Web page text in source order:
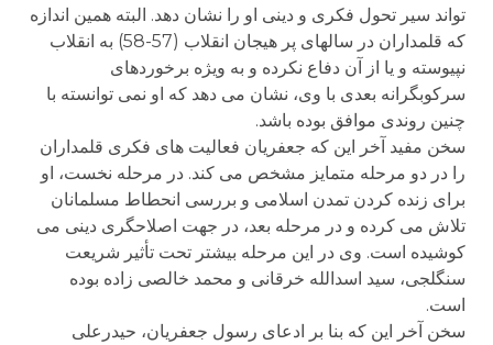
تواند سیر تحول فکری و دینی او را نشان دهد. البته همین اندازه
که قلمداران در سالهای پر هیجان انقلاب (57-58) به انقلاب
نپیوسته و یا از آن دفاع نکرده و به ویژه برخوردهای
سرکوبگرانه بعدی با وی، نشان می دهد که او نمی توانسته با
چنین روندی موافق بوده باشد.
سخن مفید آخر این که جعفریان فعالیت های فکری قلمداران
را در دو مرحله متمایز مشخص می کند. در مرحله نخست، او
برای زنده کردن تمدن اسلامی و بررسی انحطاط مسلمانان
تلاش می کرده و در مرحله بعد، در جهت اصلاحگری دینی می
کوشیده است. وی در این مرحله بیشتر تحت تأثیر شریعت
سنگلجی، سید اسدالله خرقانی و محمد خالصی زاده بوده
است.
سخن آخر این که بنا بر ادعای رسول جعفریان، حیدرعلی